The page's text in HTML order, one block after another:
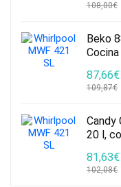
108,00€
Beko
Cocina
87,66€
109,87€
Candy
20 l,
81,63€
102,08€